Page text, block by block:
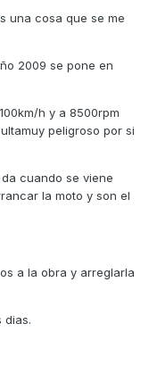
una cosa que se me
2009 se pone en
h y a 8500rpm
peligroso por si
cuando se viene
la moto y son el
a la obra y arreglarla
dias.